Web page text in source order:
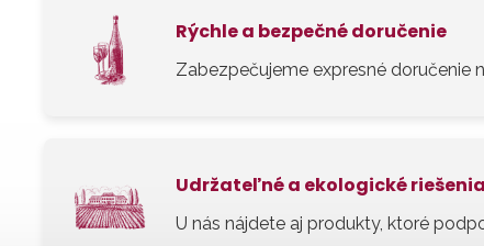
Rýchle a bezpečné doručenie
Zabezpečujeme expresné doručenie
Udržateľné a ekologické riešenia
U nás nájdete aj produkty, ktoré